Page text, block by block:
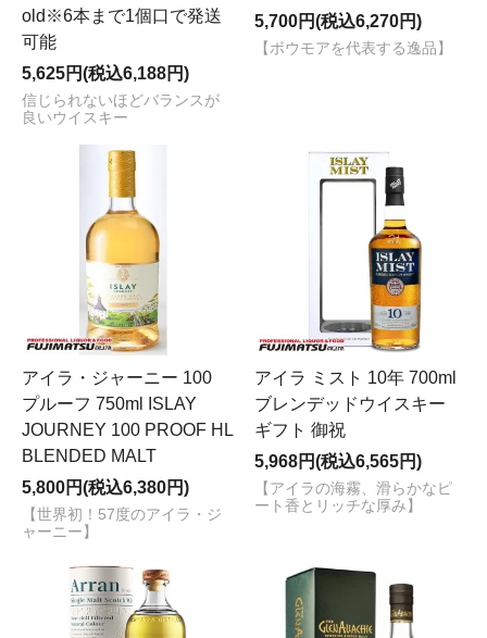
old※6本まで1個口で発送
可能
5,625円(税込6,188円)
信じられないほどバランスが
良いウイスキー
5,700円(税込6,270円)
【ボウモアを代表する逸品】
アイラ・ジャーニー 100
プルーフ 750ml ISLAY
JOURNEY 100 PROOF HL
BLENDED MALT
5,800円(税込6,380円)
【世界初！57度のアイラ・ジ
ャーニー】
アイラ ミスト 10年 700ml
ブレンデッドウイスキー
ギフト 御祝
5,968円(税込6,565円)
【アイラの海霧、滑らかなピ
ート香とリッチな厚み】